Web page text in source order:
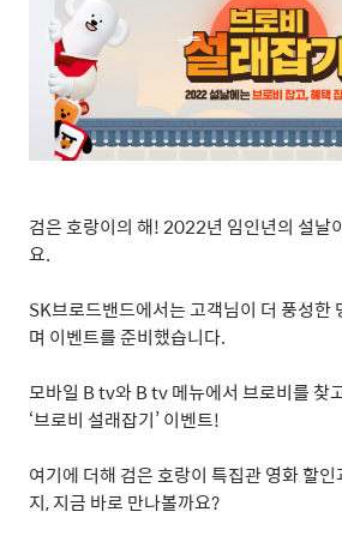
검은 호랑이의 해! 2022년 임인년의 설날
요.
SK브로드밴드에서는 고객님이 더 풍성한
며 이벤트를 준비했습니다.
모바일 B tv와B tv메뉴에서 브로비를 찾
‘브로비 설래잡기’이벤트!
여기에 더해 검은 호랑이 특집관 영화 할
지,지금 바로 만나볼까요?